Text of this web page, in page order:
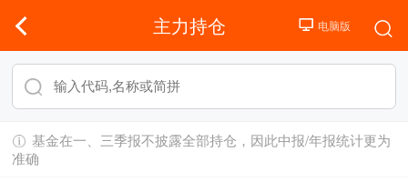
主力持仓
基金在一、三季报不披露全部持仓，因此中报/年报统计更为
准确